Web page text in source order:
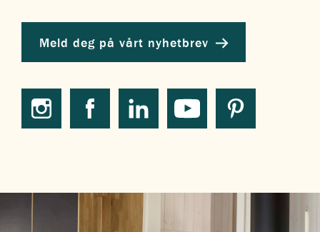
Meld deg på vårt nyhetbrev